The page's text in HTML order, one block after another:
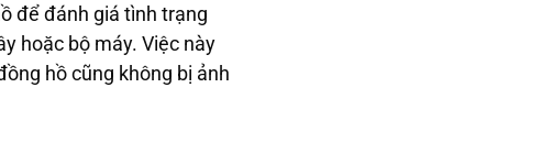
để đánh giá tình trạng
hoặc bộ máy. Việc này
hồ cũng không bị ảnh